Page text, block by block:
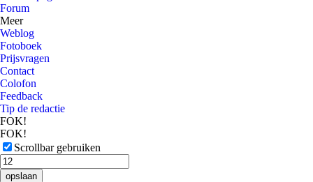
Forum
Meer
Weblog
Fotoboek
Prijsvragen
Contact
Colofon
Feedback
Tip de redactie
FOK!
FOK!
Scrollbar gebruiken
opslaan